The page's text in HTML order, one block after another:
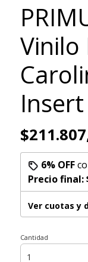
Vinilo
Insert
6% OFF
Precio final:
Ver cuotas y
Cantidad